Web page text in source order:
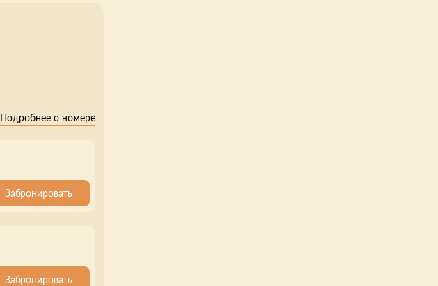
Подробнее о номере
Забронировать
Забронировать